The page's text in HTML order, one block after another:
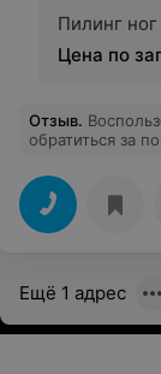
Пилинг ног
Цена по
Отзыв.
обратиться за
третьем сеансе
курса-вообще
самое
удовольствие
Ещё 1 адрес